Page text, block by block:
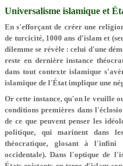
Universalisme islamique et
En s'efforçant de créer une
de turcicité, 1000 ans d'islam et
dilemme se révèle : celui d'une
reste en dernière instance
dans tout contexte islamique
islamique de l'État implique une
Or cette instance, qu'on le veuille
conditions premières dans
de ce que peuvent penser les
politique, qui marinent dans
théocratique, glosant à
occidentale). Dans l'optique de